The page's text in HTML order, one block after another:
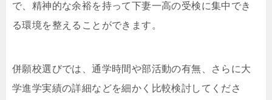
で、精神的な余裕を持って下妻一高の受検に集中でき
る環境を整えることができます。
併願校選びでは、通学時間や部活動の有無、さらに大
学進学実績の詳細などを細かく比較検討してくださ